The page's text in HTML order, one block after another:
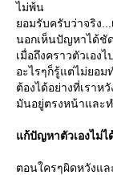
ไม่พ้น
อมรับครับว่าจริง...
นอกเห็นปัญหาได้ชั
เมื่อถึงคราวตัวเอง
อะไรๆก็รู้แต่ไม่ยอ
ต้องได้อย่างที่เราห
มันอยู่ตรงหน้าและ
ก้ปัญหาตัวเองไม่ไ
ตอนใครๆผิดหวังแ